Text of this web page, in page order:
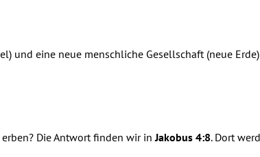
und eine neue menschliche Gesellschaft (neue
Die Antwort finden wir in Jakobus 4:8. Dort